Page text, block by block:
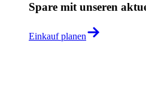
Spare mit unseren
Einkauf planen